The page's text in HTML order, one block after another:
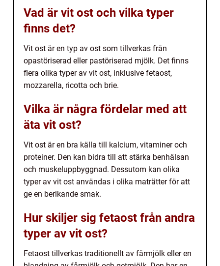
Vad är vit ost och vilka typer
finns det?
Vit ost är en typ av ost som tillverkas från
opastöriserad eller pastöriserad mjölk. Det finns
flera olika typer av vit ost, inklusive fetaost,
mozzarella, ricotta och brie.
Vilka är några fördelar med att
äta vit ost?
Vit ost är en bra källa till kalcium, vitaminer och
proteiner. Den kan bidra till att stärka benhälsan
och muskeluppbyggnad. Dessutom kan olika
typer av vit ost användas i olika maträtter för att
ge en berikande smak.
Hur skiljer sig fetaost från andra
typer av vit ost?
Fetaost tillverkas traditionellt av fårmjölk eller en